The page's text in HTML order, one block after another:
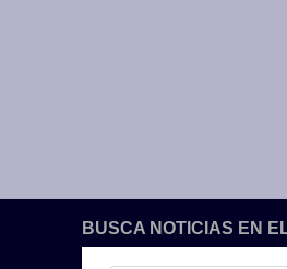
BUSCA NOTICIAS EN